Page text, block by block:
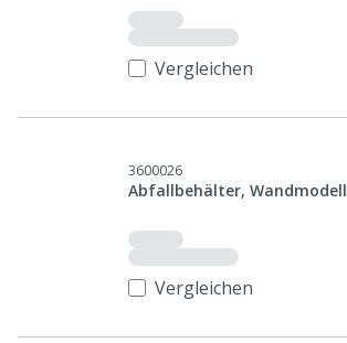
Vergleichen
3600026
Abfallbehälter, Wandmodell
Vergleichen